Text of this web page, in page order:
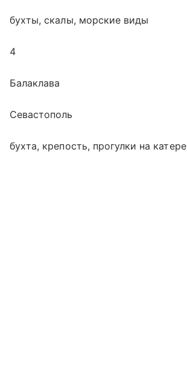
бухты, скалы, морские виды
4
Балаклава
Севастополь
бухта, крепость, прогулки на катере